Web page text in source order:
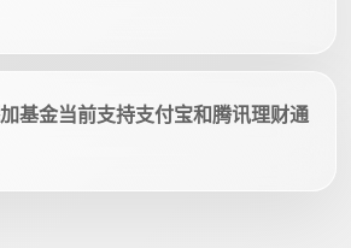
基金当前支持支付宝和腾讯理财通